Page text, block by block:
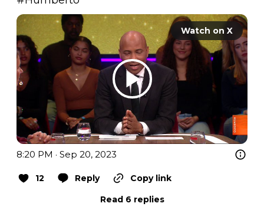
Watch on X
8:20 PM · Sep 20, 2023
12 Reply
Copy link
Read 6 replies